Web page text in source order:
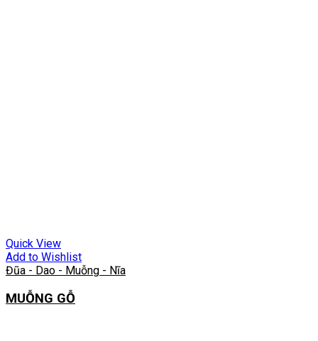
Quick View
Add to Wishlist
Đũa - Dao - Muỗng - Nĩa
MUỖNG GỖ